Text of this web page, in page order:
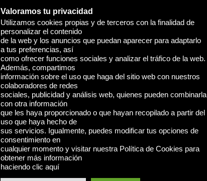
Valoramos tu privacidad
Utilizamos cookies propias y de terceros con la finalidad de
personalizar el contenido
de la web y los anuncios que puedan aparecer para adaptarlo
a tus preferencias, así
como ofrecer funciones sociales y analizar el tráfico de la web.
Además, compartimos
información sobre el uso que haga del sitio web con nuestros
colaboradores de redes
sociales, publicidad y análisis web, quienes pueden combinarla
con otra información
que les haya proporcionado o que hayan recopilado a partir del
uso que haya hecho de
sus servicios. Igualmente, puedes modificar tus opciones de
consentimiento en
cualquier momento y visitar nuestra Política de Cookies para
obtener más información
haciendo clic aquí